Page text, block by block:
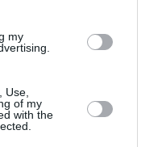
my
Use,
of my
with the
FRANCHIT LES
DE